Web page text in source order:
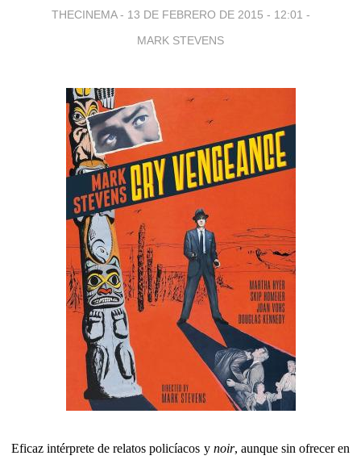
THECINEMA - 13 DE FEBRERO DE 2015 - 12:01 -
MARK STEVENS
Eficaz intérprete de relatos policíacos y noir, aunque sin ofrecer en